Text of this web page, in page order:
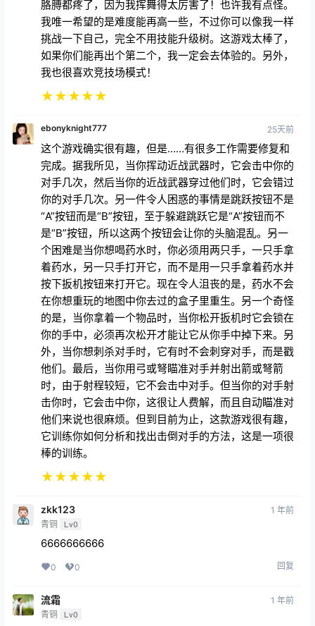
胳膊都疼了，因为我挥舞得太厉害了！也许我有点怪。
我唯一希望的是难度能再高一些，不过你可以像我一样
挑战一下自己，完全不用技能升级树。这游戏太棒了，
如果你们能再出个第二个，我一定会去体验的。另外，
我也很喜欢竞技场模式！
★★★★★
ebonyknight777 25天前
这个游戏确实很有趣，但是……有很多工作需要修复和
完成。据我所见，当你挥动近战武器时，它会击中你的
对手几次，然后当你的近战武器穿过他们时，它会错过
你的对手几次。另一件令人困惑的事情是跳跃按钮不是
“A”按钮而是“B”按钮，至于躲避跳跃它是“A”按钮而不
是“B”按钮，所以这两个按钮会让你的头脑混乱。另一
个困难是当你想喝药水时，你必须用两只手，一只手拿
着药水，另一只手打开它，而不是用一只手拿着药水并
按下扳机按钮来打开它。现在令人沮丧的是，药水不会
在你想重玩的地图中你去过的盒子里重生。另一个奇怪
的是，当你拿着一个物品时，当你松开扳机时它会锁在
你的手中，必须再次松开才能让它从你手中掉下来。另
外，当你想刺杀对手时，它有时不会刺穿对手，而是戳
他们。最后，当你用弓或弩瞄准对手并射出箭或弩箭
时，由于射程较短，它不会击中对手。但当你的对手射
击你时，它会击中你，这很让人费解，而且自动瞄准对
他们来说也很麻烦。但到目前为止，这款游戏很有趣，
它训练你如何分析和找出击倒对手的方法，这是一项很
棒的训练。
★★★★★
zkk123
青铜 Lv0
1 年前
6666666666
0 0 回复
流霜
青铜 Lv0
1 年前